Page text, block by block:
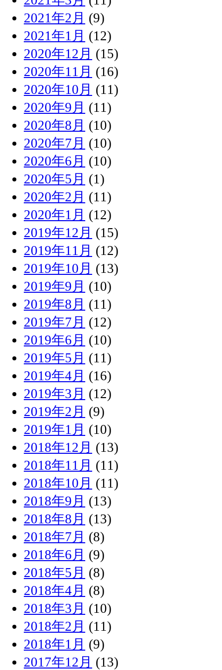
2021年2月 (9)
2021年1月 (12)
2020年12月 (15)
2020年11月 (16)
2020年10月 (11)
2020年9月 (11)
2020年8月 (10)
2020年7月 (10)
2020年6月 (10)
2020年5月 (1)
2020年2月 (11)
2020年1月 (12)
2019年12月 (15)
2019年11月 (12)
2019年10月 (13)
2019年9月 (10)
2019年8月 (11)
2019年7月 (12)
2019年6月 (10)
2019年5月 (11)
2019年4月 (16)
2019年3月 (12)
2019年2月 (9)
2019年1月 (10)
2018年12月 (13)
2018年11月 (11)
2018年10月 (11)
2018年9月 (13)
2018年8月 (13)
2018年7月 (8)
2018年6月 (9)
2018年5月 (8)
2018年4月 (8)
2018年3月 (10)
2018年2月 (11)
2018年1月 (9)
2017年12月 (13)